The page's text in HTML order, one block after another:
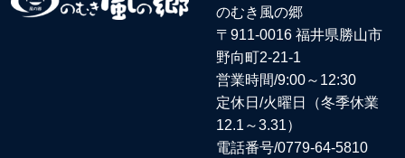
のむき風の郷
〒911-0016 福井県勝山市
野向町2-21-1
営業時間/9:00～12:30
定休日/火曜日（冬季休業
12.1～3.31）
電話番号/0779-64-5810